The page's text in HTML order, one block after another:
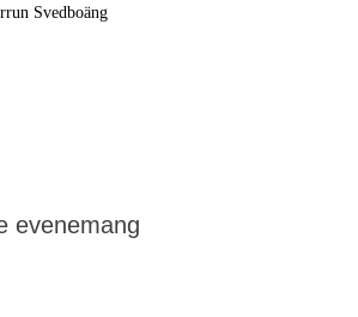
Svedboäng
evenemang